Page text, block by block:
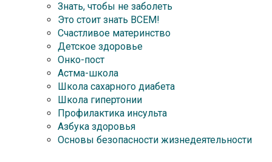
Знать, чтобы не заболеть
Это стоит знать ВСЕМ!
Счастливое материнство
Детское здоровье
Онко-пост
Астма-школа
Школа сахарного диабета
Школа гипертонии
Профилактика инсульта
Азбука здоровья
Основы безопасности жизнедеятельности